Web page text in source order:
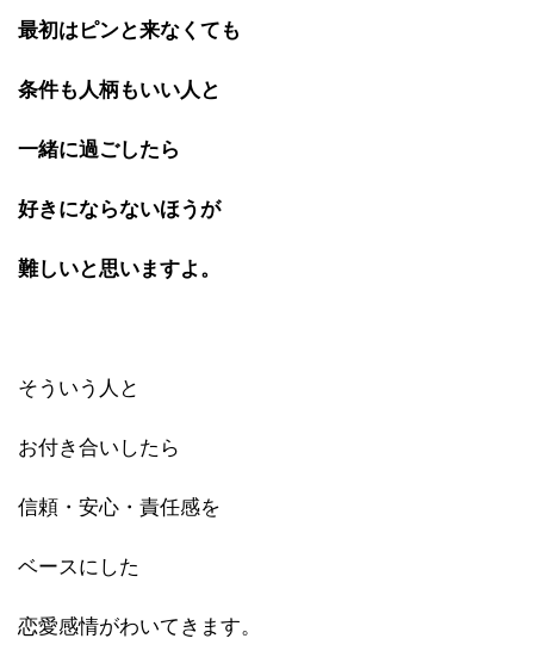
最初はピンと来なくても
条件も人柄もいい人と
一緒に過ごしたら
好きにならないほうが
難しいと思いますよ。
そういう人と
お付き合いしたら
信頼・安心・責任感を
ベースにした
恋愛感情がわいてきます。